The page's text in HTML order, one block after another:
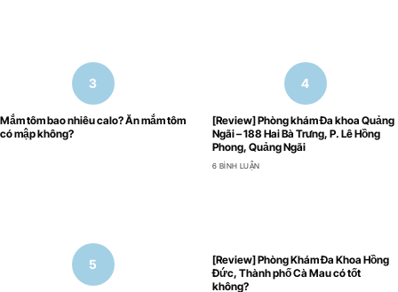
Mắm tôm bao nhiêu calo? Ăn mắm tôm
có mập không?
[Review] Phòng khám Đa khoa Quảng
Ngãi – 188 Hai Bà Trưng, P. Lê Hồng
Phong, Quảng Ngãi
6 BÌNH LUẬN
[Review] Phòng Khám Đa Khoa Hồng
Đức, Thành phố Cà Mau có tốt
không?